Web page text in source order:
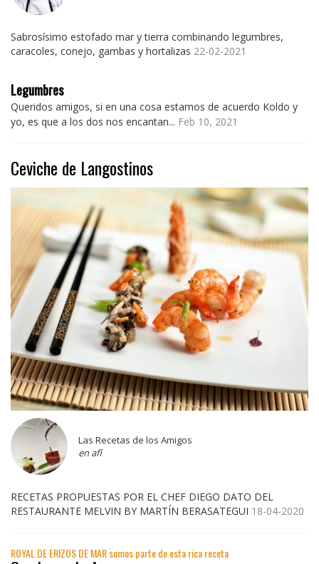
Sabrosísimo estofado mar y tierra combinando legumbres,
caracoles, conejo, gambas y hortalizas 22-02-2021
Legumbres
Queridos amigos, si en una cosa estamos de acuerdo Koldo y
yo, es que a los dos nos encantan... Feb 10, 2021
Ceviche de Langostinos
Las Recetas de los Amigos
en afl
RECETAS PROPUESTAS POR EL CHEF DIEGO DATO DEL
RESTAURANTE MELVIN BY MARTÍN BERASATEGUI 18-04-2020
ROYAL DE ERIZOS DE MAR somos parte de esta rica receta